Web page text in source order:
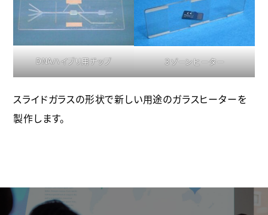
DNAハイブリ用チップ ３ゾーンヒーター
スライドガラスの形状で新しい用途のガラスヒーターを
製作します。